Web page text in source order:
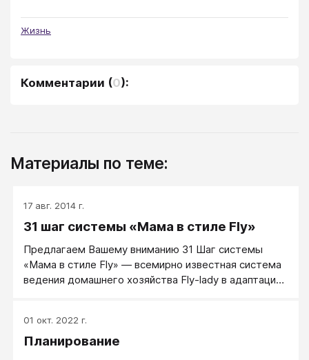
Жизнь
Комментарии (0):
Материалы по теме:
17 авг. 2014 г.
31 шаг системы «Мама в стиле Fly»
Предлагаем Вашему вниманию 31 Шаг системы
«Мама в стиле Fly» — всемирно известная система
ведения домашнего хозяйства Fly-lady в адаптации
01 окт. 2022 г.
Планирование